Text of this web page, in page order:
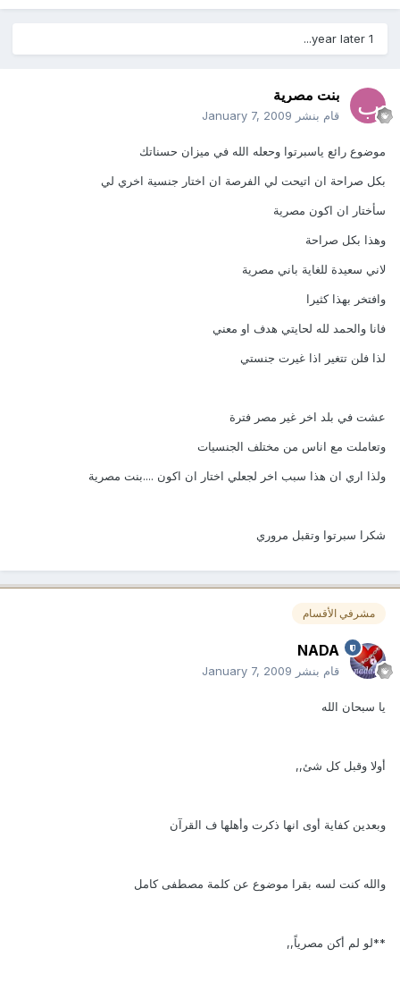
بنت مصرية
قام بنشر January 7, 2009
موضوع رائع ياسبرتوا وحعله الله في ميزان حسناتك
بكل صراحة ان اتيحت لي الفرصة ان اختار جنسية اخري لي
سأختار ان اكون مصرية
وهذا بكل صراحة
لاني سعيدة للغاية باني مصرية
وافتخر بهذا كثيرا
فانا والحمد لله لحايتي هدف او معني
لذا فلن تتغير اذا غيرت جنستي
عشت في بلد اخر غير مصر فترة
وتعاملت مع اناس من مختلف الجنسيات
ولذا اري ان هذا سبب اخر لجعلي اختار ان اكون ....بنت مصرية
شكرا سبرتوا وتقبل مروري
مشرفي الأقسام
NADA
قام بنشر January 7, 2009
يا سبحان الله
أولا وقبل كل شئ,,
وبعدين كفاية أوى انها ذكرت وأهلها ف القرآن
والله كنت لسه بقرا موضوع عن كلمة مصطفى كامل
**لو لم أكن مصرياً,,